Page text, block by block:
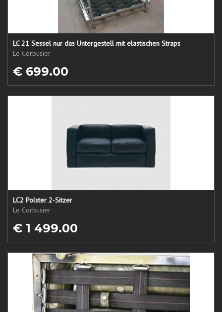
LC 21 Sessel nur das Untergestell mit elastischen Straps
Le Corbusier
€ 699.00
LC2 Polster 2-Sitzer
Le Corbusier
€ 1 499.00